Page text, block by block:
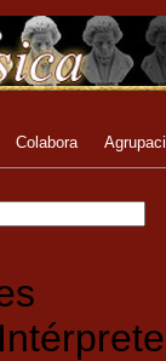
Colabora